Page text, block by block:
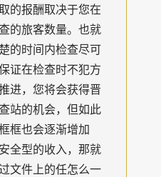
的报酬取决于您在
的旅客数量。也就
的时间内检查尽可
证在检查时不犯方
进，您将会获得晋
站的机会，但如此
框也会逐渐增加
全型的收入，那就
文件上的任怎么一